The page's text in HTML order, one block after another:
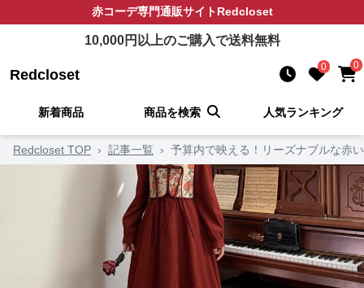
赤コーデ専門通販サイトRedcloset
10,000円以上のご購入で送料無料
Redcloset 0 0
新着商品 商品を検索 人気ランキング
Redcloset TOP › 記事一覧 › 予算内で映える！リーズナブルな赤